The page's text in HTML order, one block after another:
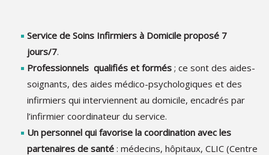
Service de Soins Infirmiers à Domicile proposé 7
jours/7.
Professionnels qualifiés et formés ; ce sont des aides-
soignants, des aides médico-psychologiques et des
infirmiers qui interviennent au domicile, encadrés par
l’infirmier coordinateur du service.
Un personnel qui favorise la coordination avec les
partenaires de santé : médecins, hôpitaux, CLIC (Centre